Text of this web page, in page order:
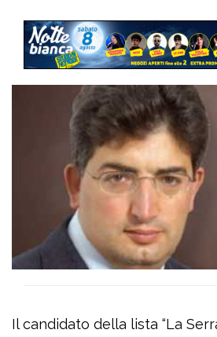
Il candidato della lista “La